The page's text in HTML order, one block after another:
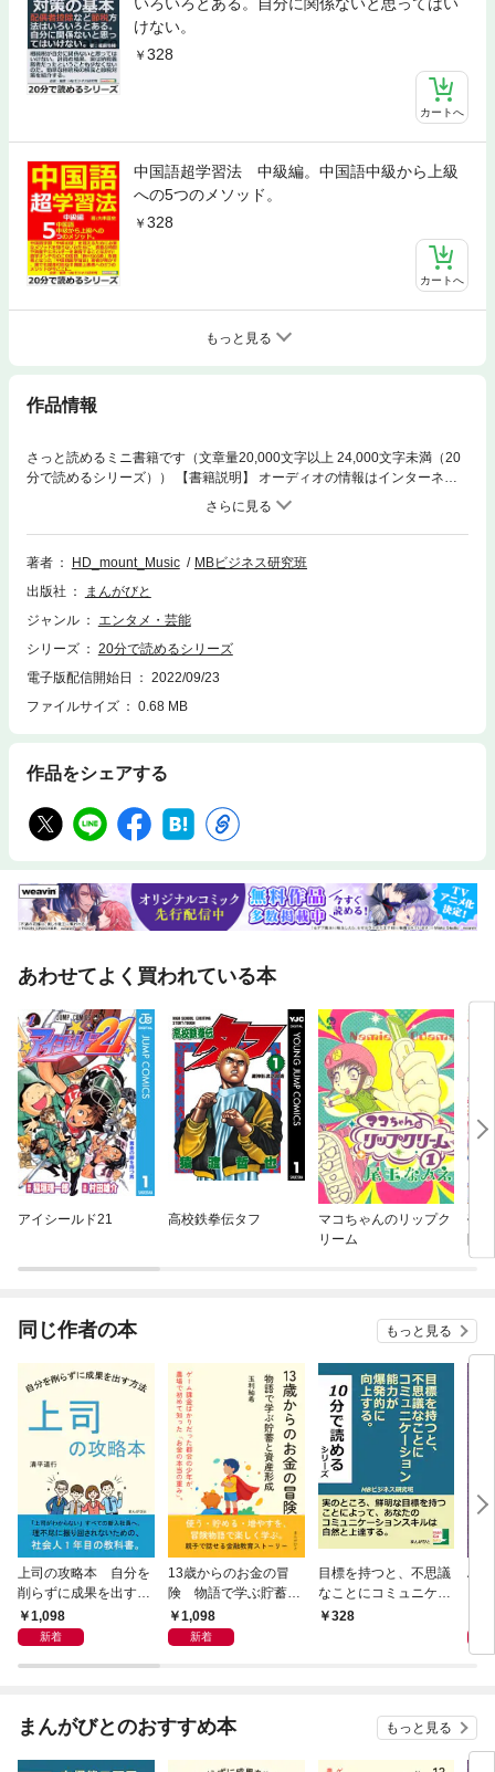
けない。
328
カートへ
中国語超学習法 中級編。中国語中級から上級
への5つのメソッド。
328
カートへ
もっと見る
作品情報
さっと読めるミニ書籍です（文章量20,000文字以上 24,000文字未満（20
分で読めるシリーズ）） 【書籍説明】 オーディオの情報はインターネッ
トや書籍から得ることができます。 しかし私の読んだ範囲では試聴結果や
経験が中心で科学的に考察された情報がほとんどありません。 一方、高価
な装置への物欲を刺激する情報があふれていています。 ケーブルに銀線を
使うなどのオーディオオカルトという言葉があるくらいです。 私の考える
ることです。 電磁気学、電気電子回路などの理論、スイッチング電源のノ
イズ対策の経験などをもとにデジタル音源と接続ケーブルに絞り科学的に
較して、192kHzのPCMはほぼ元信号を再現できるのに対し、DSDは高音
の分解能や高周波ノイズの問題があり不完全です。 耳に聞こえない超音波
ットは可聴音域のクオリティだと判断しました。 オーディオ用接続ケーブ
アックな経験になりますが、WindowsよりもLinuxの音が良かったことに
タルオーディオ音源 PCM系（CD、WAVファイル、FLACファイル） DSD
系（SACD、DSFファイル） DSDの音質改善方法の提案 高指向性スピー
パソコンに外付けDAコンバータを接続する 本格的なオーディオ用DAコン
バータを使用する 音楽再生にLinuxを使用する 私の接続ケーブル SACDプ
レイヤーとプリアンプ間 プリアンプとパワーアンプ間 パソコンとデジタ
トペアケーブルによる自作 音楽ファイル ハイレゾ音源への疑問 ヘッドホ
著者 HD_mount_Music
MBビジネス研究班
出版社
まんがびと
ジャンル
エンタメ・芸能
シリーズ
20分で読めるシリーズ
電子版配信開始日
2022/09/23
ファイルサイズ
0.68 MB
作品をシェアする
あわせてよく買われている本
アイシールド21 高校鉄拳伝タフ
マコちゃんのリップク
リーム
売
れ
同じ作者の本 もっと見る
上司の攻略本 自分を
削らずに成果を出す方
法1,098
新着
13歳からのお金の冒
険 物語で学ぶ貯蓄と
資産形成
1,098
新着
目標を持つと、不思議
なことにコミュニケー
ション能力が爆発的に
328
Al
まんがびとのおすすめ本 もっと見る